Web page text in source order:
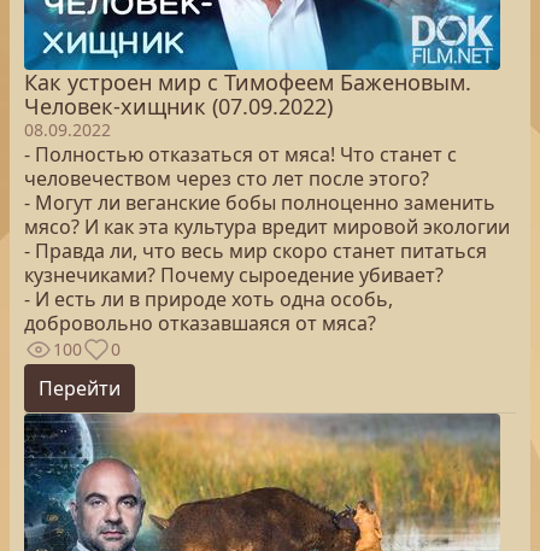
Как устроен мир с Тимофеем Баженовым.
Человек-хищник (07.09.2022)
08.09.2022
- Полностью отказаться от мяса! Что станет с
человечеством через сто лет после этого?
- Могут ли веганские бобы полноценно заменить
мясо? И как эта культура вредит мировой экологии
- Правда ли, что весь мир скоро станет питаться
кузнечиками? Почему сыроедение убивает?
- И есть ли в природе хоть одна особь,
добровольно отказавшаяся от мяса?
100 0
Перейти